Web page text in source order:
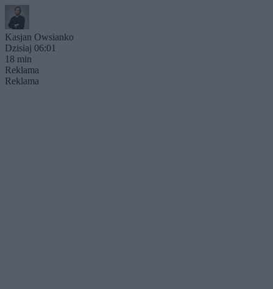
Kasjan Owsianko
Dzisiaj 06:01
18 min
Reklama
Reklama